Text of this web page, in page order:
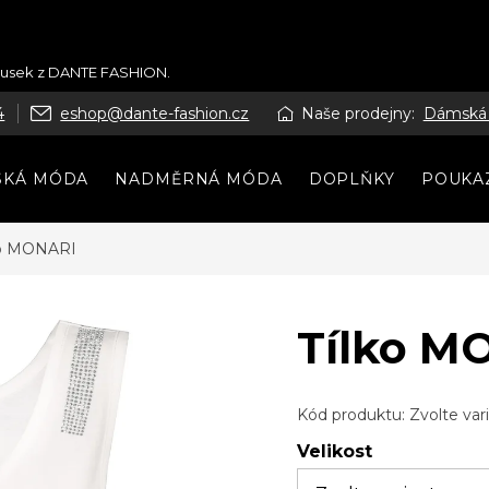
z DANTE FASHION.
eshop@dante-fashion.cz Naše prodejny:
MÓDA NADMĚRNÁ MÓDA DOPLŇKY
MONARI
Tílko
Kód produktu: Zvolte
Velikost